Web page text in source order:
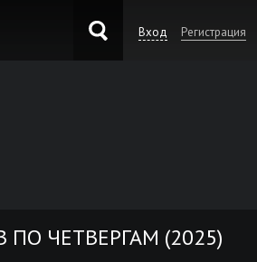
Вход Регистрация
ПО ЧЕТВЕРГАМ (2025)